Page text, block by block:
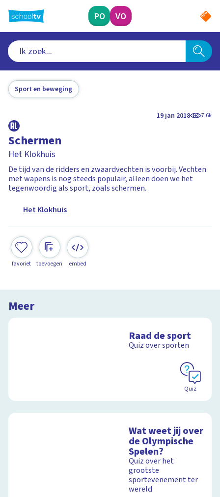
naar
hoofdinhoud
PO VO
Sport en beweging
19 jan 2018 7.6k
Schermen
Het Klokhuis
De tijd van de ridders en zwaardvechten is voorbij. Vechten
met wapens is nog steeds populair, alleen doen we het
tegenwoordig als sport, zoals schermen.
Het Klokhuis
favoriet toevoegen embed
Meer
Raad de sport
Quiz over sporten
Quiz
Wat weet jij over
de Olympische
Spelen?
Quiz over het
grootste
sportevenement ter
wereld